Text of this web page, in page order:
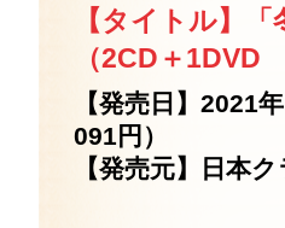
【タイトル】
（2CD＋
【発売日】2021
091円）
【発売元】日本